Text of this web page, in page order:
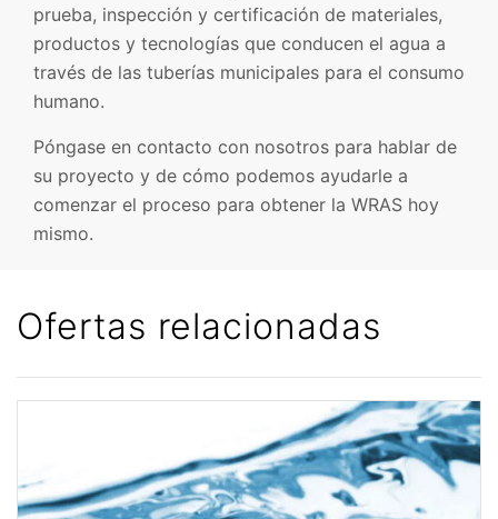
prueba, inspección y certificación de materiales,
productos y tecnologías que conducen el agua a
través de las tuberías municipales para el consumo
humano.
Póngase en contacto con nosotros para hablar de
su proyecto y de cómo podemos ayudarle a
comenzar el proceso para obtener la WRAS hoy
mismo.
Ofertas relacionadas